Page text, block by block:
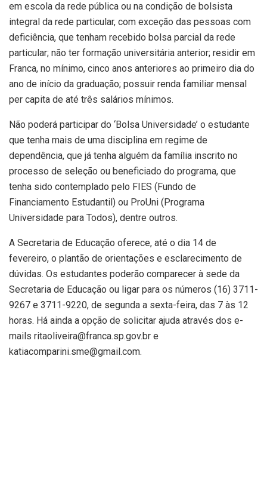
em escola da rede pública ou na condição de bolsista
integral da rede particular, com exceção das pessoas com
deficiência, que tenham recebido bolsa parcial da rede
particular; não ter formação universitária anterior; residir em
Franca, no mínimo, cinco anos anteriores ao primeiro dia do
ano de início da graduação; possuir renda familiar mensal
per capita de até três salários mínimos.
Não poderá participar do ‘Bolsa Universidade’ o estudante
que tenha mais de uma disciplina em regime de
dependência, que já tenha alguém da família inscrito no
processo de seleção ou beneficiado do programa, que
tenha sido contemplado pelo FIES (Fundo de
Financiamento Estudantil) ou ProUni (Programa
Universidade para Todos), dentre outros.
A Secretaria de Educação oferece, até o dia 14 de
fevereiro, o plantão de orientações e esclarecimento de
dúvidas. Os estudantes poderão comparecer à sede da
Secretaria de Educação ou ligar para os números (16) 3711-
9267 e 3711-9220, de segunda a sexta-feira, das 7 às 12
horas. Há ainda a opção de solicitar ajuda através dos e-
mails ritaoliveira@franca.sp.gov.br e
katiacomparini.sme@gmail.com.